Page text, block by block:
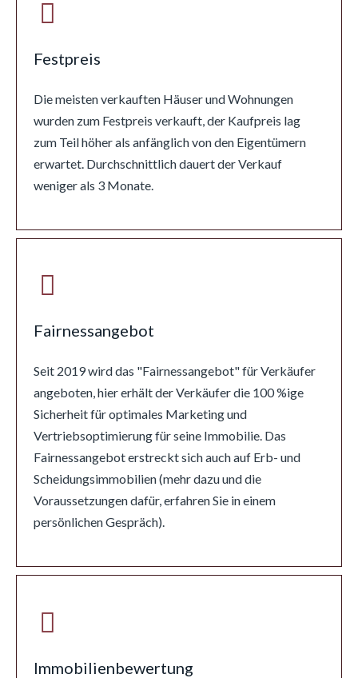
Festpreis
Die meisten verkauften Häuser und Wohnungen
wurden zum Festpreis verkauft, der Kaufpreis lag
zum Teil höher als anfänglich von den Eigentümern
erwartet. Durchschnittlich dauert der Verkauf
weniger als 3 Monate.
Fairnessangebot
Seit 2019 wird das "Fairnessangebot" für Verkäufer
angeboten, hier erhält der Verkäufer die 100 %ige
Sicherheit für optimales Marketing und
Vertriebsoptimierung für seine Immobilie. Das
Fairnessangebot erstreckt sich auch auf Erb- und
Scheidungsimmobilien (mehr dazu und die
Voraussetzungen dafür, erfahren Sie in einem
persönlichen Gespräch).
Immobilienbewertung